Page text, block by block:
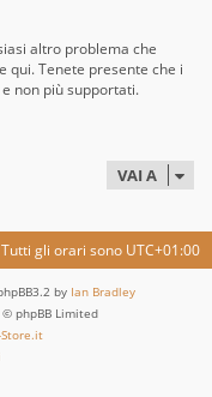
altro problema che
qui. Tenete presente che i
non più supportati.
VAI A
Tutti gli orari sono UTC+01:00
by Ian Bradley
phpBB Limited